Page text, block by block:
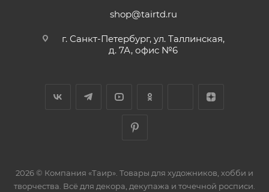
shop@tairtd.ru
г. Санкт-Петербург, ул. Таллинская,
д. 7А, офис №6
2026 © Компания «Таир». Товары для художников, хобби и
творчества. Всё для декора, декупажа и точечной росписи.